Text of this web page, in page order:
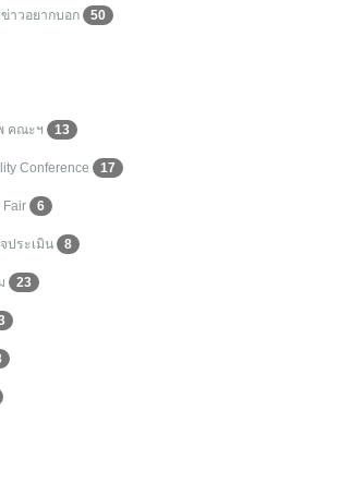
าวอยากบอก 50
คณะฯ 13
Conference 17
Fair 6
ประเมิน 8
23